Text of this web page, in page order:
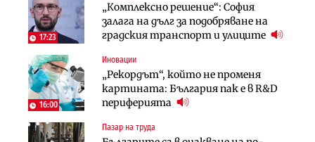
17:23
„Комплексно решение“: София
залага на дълг за подобряване на
градския транспорт и улиците
16:00
Иновации
„Рекордът“, който не променя
картината: България пак е в R&D
периферията
Пазар на труда
Столична община избра
изпълнител за преместването на
трамвайното трасе по бул.
Инфраструктура
Проектирането на тунела под
Петрохан ще върви паралелно с
Проектирането на тунела под
Петрохан ще върви паралелно с
екологичните оценки
Компании
„Хювефарма“ подписа договор за
придобиване на Euroapi Italy
Финанси